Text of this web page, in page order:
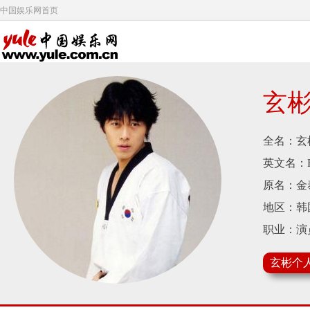
中国娱乐网首页
玄
全名：玄
英文名：
原名：金
地区：韩
职业：演
生日：
身高：
玄彬个